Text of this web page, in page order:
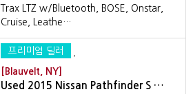
Trax LTZ w/Bluetooth, BOSE, Onstar,
Cruise, Leathe…
프리미엄 딜러
[Blauvelt, NY]
Used 2015 Nissan Pathfinder S …